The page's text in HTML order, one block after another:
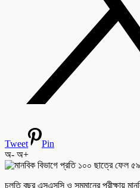
Tweet
Pin
অ- অ+
চলতি বছর এসএসসি ও সমমানের পরীক্ষায়